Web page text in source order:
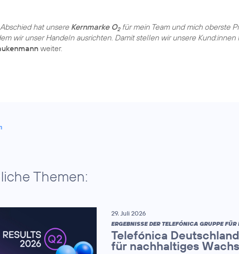
hat unsere Kernmarke O2für mein Team und mich oberste
wir unser Handeln ausrichten. Damit stellen wir unsere
weiter.
Themen:
29. Juli 2026
ERGEBNISSE DER TELEFÓNICA GRUPPE
Telefónica
für nachhaltiges